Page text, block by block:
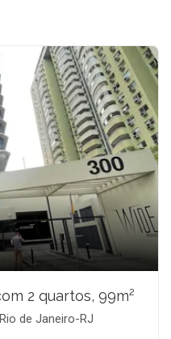
2 quartos, 99m²
de Janeiro-RJ